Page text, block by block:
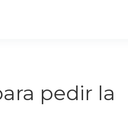
pedir la